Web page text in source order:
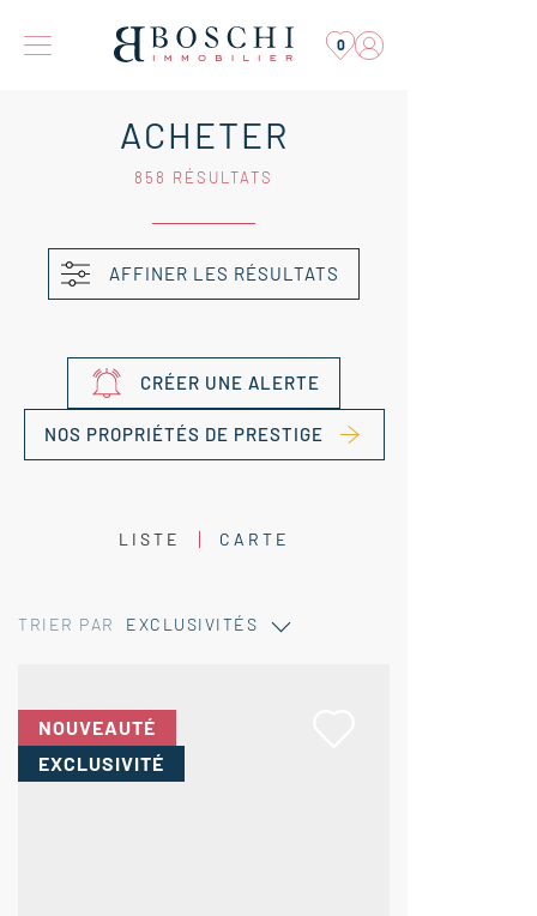
0
ACHETER
858 RÉSULTATS
AFFINER LES RÉSULTATS
CRÉER UNE ALERTE
NOS PROPRIÉTÉS DE PRESTIGE
LISTE CARTE
TRIER PAR EXCLUSIVITÉS
NOUVEAUTÉ
EXCLUSIVITÉ